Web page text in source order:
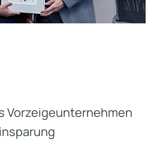
Vorzeigeunternehmen